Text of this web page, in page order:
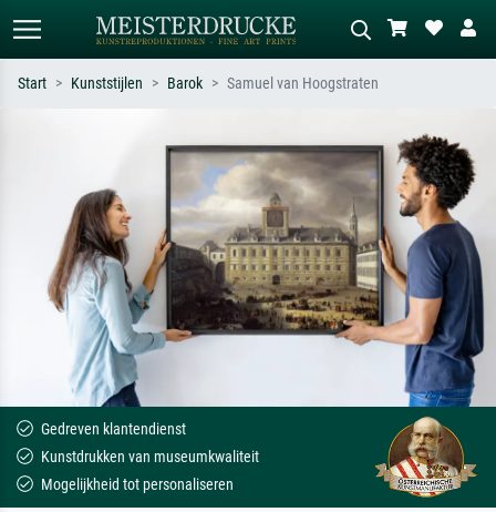
Zoek op kunstenaar, titel of stijl – bijv.
Monet, Sterrennacht, impressionisme,
Hokusai-golf, naakt.
Beschrijf de scène – bijv. groene
weide, abstract met veel rood, donker
olieverfschilderij, staand naakt naast
een boom.
Start Kunststijlen Barok Samuel van Hoogstraten
Gedreven klantendienst
Kunstdrukken van museumkwaliteit
Mogelijkheid tot personaliseren